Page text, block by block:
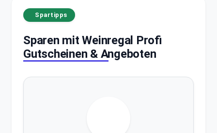
Spartipps
Sparen mit Weinregal Profi
Gutscheinen & Angeboten